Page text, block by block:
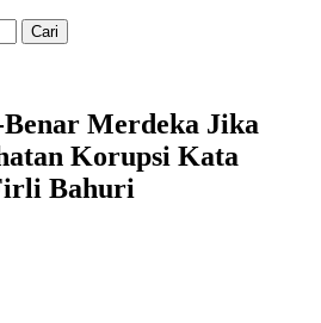
Merdeka Jika
Korupsi Kata
Bahuri